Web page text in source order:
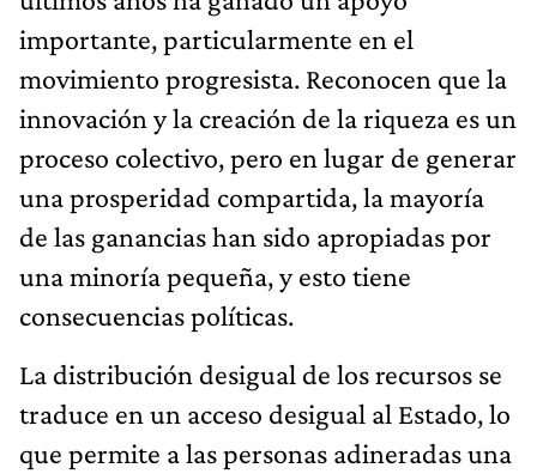
importante, particularmente en el
movimiento progresista. Reconocen que la
innovación y la creación de la riqueza es un
proceso colectivo, pero en lugar de generar
una prosperidad compartida, la mayoría
de las ganancias han sido apropiadas por
una minoría pequeña, y esto tiene
consecuencias políticas.
La distribución desigual de los recursos se
traduce en un acceso desigual al Estado, lo
que permite a las personas adineradas una